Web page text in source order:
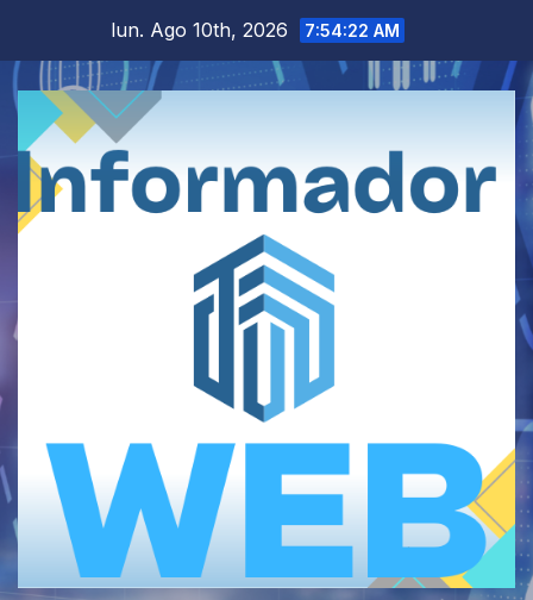
contenido
lun. Ago 10th, 2026 7:54:22 AM